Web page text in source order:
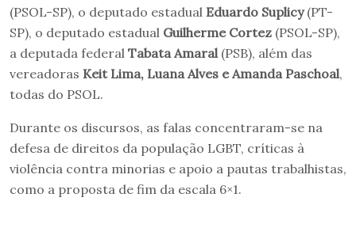
(PSOL-SP), o deputado estadual Eduardo Suplicy(PT-
SP), o deputado estadual Guilherme Cortez (PSOL-SP),
a deputada federal Tabata Amaral (PSB), além das
vereadoras Keit Lima, Luana Alves e Amanda Paschoal,
todas do PSOL.
Durante os discursos, as falas concentraram-se na
defesa de direitos da população LGBT, críticas à
violência contra minorias e apoio a pautas trabalhistas,
como a proposta de fim da escala 6×1.